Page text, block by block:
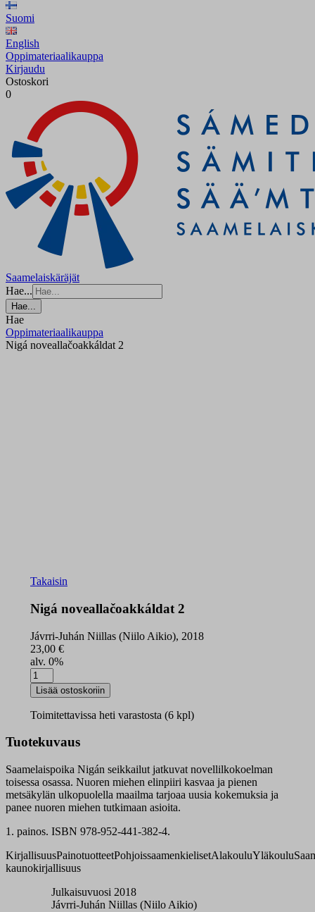
Suomi
English
Oppimateriaalikauppa
Kirjaudu
Ostoskori
0
Saamelaiskäräjät
Hae...
Hae...
Hae
Oppimateriaalikauppa
Nigá noveallačoakkáldat 2
Takaisin
Nigá noveallačoakkáldat 2
Jávrri-Juhán Niillas (Niilo Aikio), 2018
23,00 €
alv. 0%
Nigá
noveallačoakkáldat
2
määrä
Lisää ostoskoriin
Toimitettavissa heti varastosta (6 kpl)
Tuotekuvaus
Saamelaispoika Nigán seikkailut jatkuvat novellilkokoelman
toisessa osassa. Nuoren miehen elinpiiri kasvaa ja pienen
metsäkylän ulkopuolella maailma tarjoaa uusia kokemuksia ja
panee nuoren miehen tutkimaan asioita.
1. painos. ISBN 978-952-441-382-4.
KirjallisuusPainotuotteetPohjoissaamenkielisetAlakouluYläkoulu
kaunokirjallisuus
Julkaisuvuosi 2018
Jávrri-Juhán Niillas (Niilo Aikio)